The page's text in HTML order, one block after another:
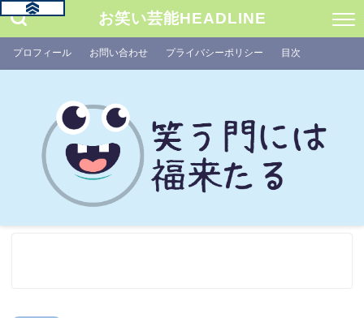
お笑い芸能HEADLINE
プロフィール お問い合わせ プライバシーポリシー 目次